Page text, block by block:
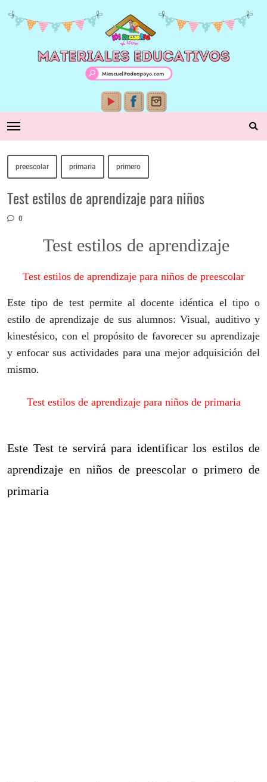
preescolar primaria primero
Test estilos de aprendizaje para niños
0
Test estilos de aprendizaje
Test estilos de aprendizaje para niños de preescolar
Este tipo de test permite al docente idéntica el tipo o
estilo de aprendizaje de sus alumnos: Visual, auditivo y
kinestésico, con el propósito de favorecer su aprendizaje
y enfocar sus actividades para una mejor adquisición del
mismo.
Test estilos de aprendizaje para niños de primaria
Este Test te servirá para identificar los estilos de
aprendizaje en niños de preescolar o primero de
primaria